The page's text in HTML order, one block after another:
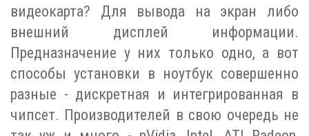
видеокарта? Для вывода на экран либо
внешний дисплей информации.
Предназначение у них только одно, а вот
способы установки в ноутбук совершенно
разные - дискретная и интегрированная в
чипсет. Производителей в свою очередь не